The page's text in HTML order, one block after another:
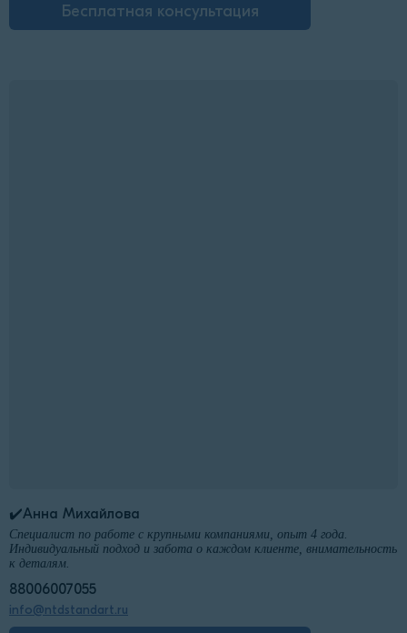
Бесплатная консультация
✔️Анна Михайлова
Специалист по работе с крупными компаниями, опыт 4 года.
Индивидуальный подход и забота о каждом клиенте, внимательность
к деталям.
88006007055
info@ntdstandart.ru